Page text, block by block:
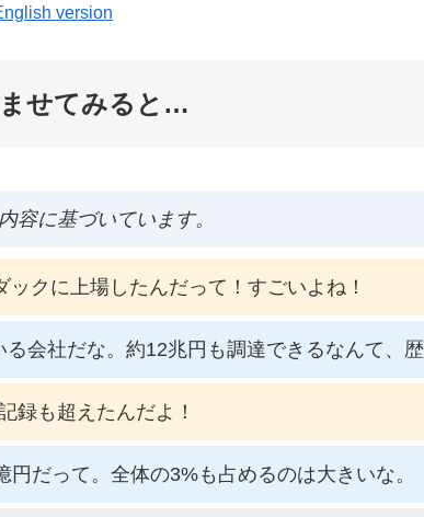
version
せてみると…
容に基づいています。
クに上場したんだって！すごいよね！
会社だな。約12兆円も調達できるなんて、
録も超えたんだよ！
だって。全体の3%も占めるのは大きいな。